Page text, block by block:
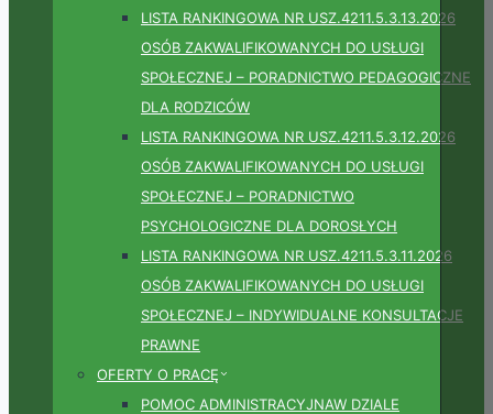
LISTA RANKINGOWA NR USZ.4211.5.3.13.2026
OSÓB ZAKWALIFIKOWANYCH DO USŁUGI
SPOŁECZNEJ – PORADNICTWO PEDAGOGICZNE
DLA RODZICÓW
LISTA RANKINGOWA NR USZ.4211.5.3.12.2026
OSÓB ZAKWALIFIKOWANYCH DO USŁUGI
SPOŁECZNEJ – PORADNICTWO
PSYCHOLOGICZNE DLA DOROSŁYCH
LISTA RANKINGOWA NR USZ.4211.5.3.11.2026
OSÓB ZAKWALIFIKOWANYCH DO USŁUGI
SPOŁECZNEJ – INDYWIDUALNE KONSULTACJE
PRAWNE
OFERTY O PRACĘ
POMOC ADMINISTRACYJNAW DZIALE